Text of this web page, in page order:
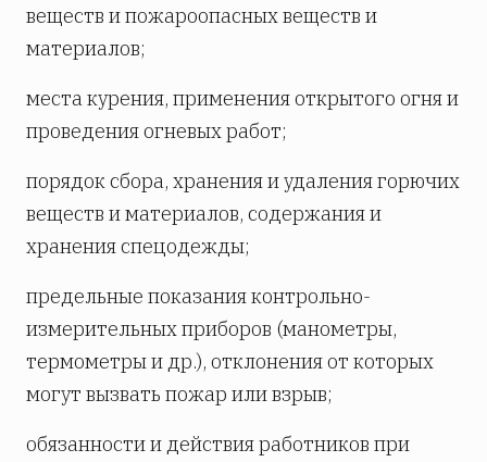
веществ и пожароопасных веществ и
материалов;
места курения, применения открытого огня и
проведения огневых работ;
порядок сбора, хранения и удаления горючих
веществ и материалов, содержания и
хранения спецодежды;
предельные показания контрольно-
измерительных приборов (манометры,
термометры и др.), отклонения от которых
могут вызвать пожар или взрыв;
обязанности и действия работников при